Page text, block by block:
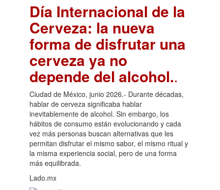
Día Internacional de la
Cerveza: la nueva
forma de disfrutar una
cerveza ya no
depende del alcohol..
Ciudad de México, junio 2026.- Durante décadas,
hablar de cerveza significaba hablar
inevitablemente de alcohol. Sin embargo, los
hábitos de consumo están evolucionando y cada
vez más personas buscan alternativas que les
permitan disfrutar el mismo sabor, el mismo ritual y
la misma experiencia social, pero de una forma
más equilibrada.
Lado.mx